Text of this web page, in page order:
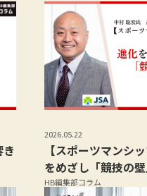
2026.05.22
【スポーツマンシ
をめざし「競技の
HB編集部コラム